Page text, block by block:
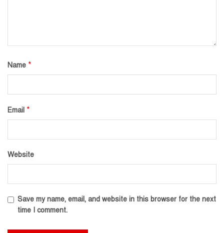
Name *
Email *
Website
Save my name, email, and website in this browser for the next
time I comment.